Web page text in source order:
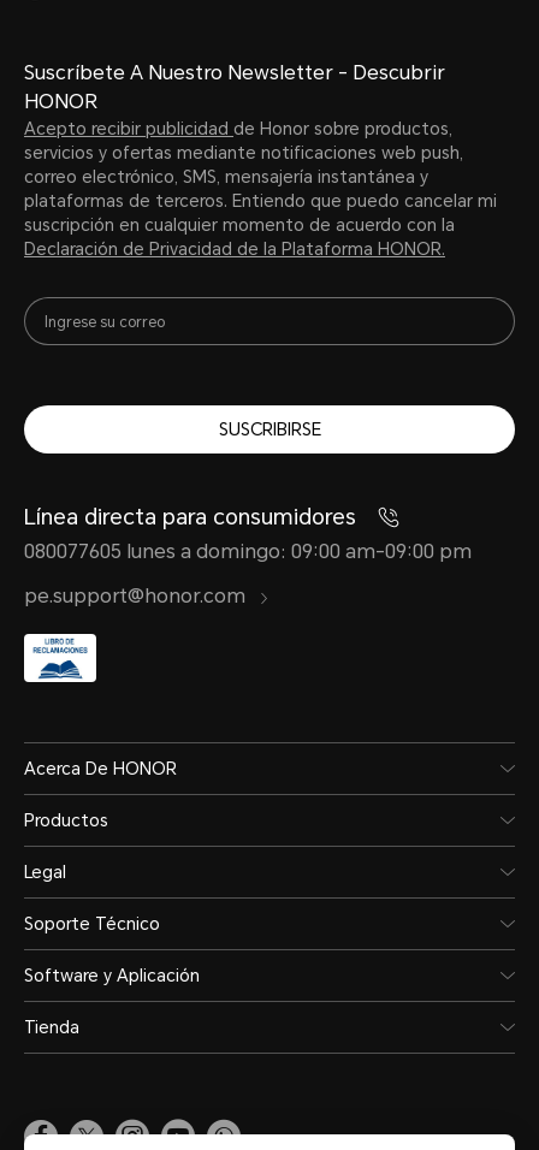
Suscríbete A Nuestro Newsletter - Descubrir
HONOR
Acepto recibir publicidad de Honor sobre productos,
servicios y ofertas mediante notificaciones web push,
correo electrónico, SMS, mensajería instantánea y
plataformas de terceros. Entiendo que puedo cancelar mi
suscripción en cualquier momento de acuerdo con la
Declaración de Privacidad de la Plataforma HONOR.
SUSCRIBIRSE
Línea directa para consumidores
080077605 lunes a domingo: 09:00 am-09:00 pm
pe.support@honor.com
Acerca De HONOR
Productos
Legal
Soporte Técnico
Software y Aplicación
Tienda